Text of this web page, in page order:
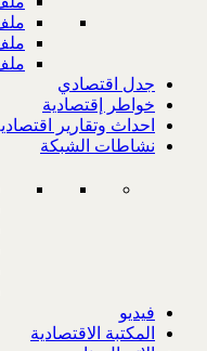
جدل اقتصادي
خواطر إقتصادية
احداث وتقارير
نشاطات الشبكة
فيديو
المكتبة الاقتصادية